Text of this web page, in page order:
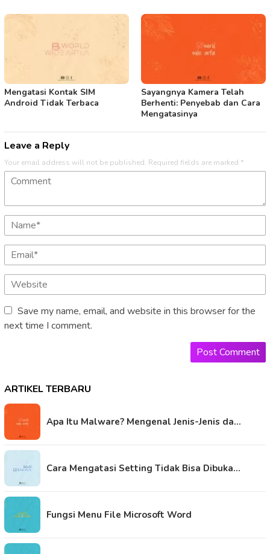
Mengatasi Kontak SIM
Android Tidak Terbaca
Sayangnya Kamera Telah
Berhenti: Penyebab dan Cara
Mengatasinya
Leave a Reply
Your email address will not be published. Required fields are marked *
Save my name, email, and website in this browser for the
next time I comment.
ARTIKEL TERBARU
Apa Itu Malware? Mengenal Jenis-Jenis da…
Cara Mengatasi Setting Tidak Bisa Dibuka…
Fungsi Menu File Microsoft Word